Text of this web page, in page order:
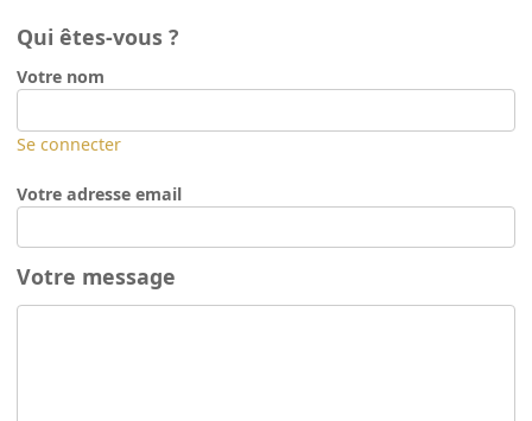
Qui êtes-vous ?
Votre nom
Se connecter
Votre adresse email
Votre message